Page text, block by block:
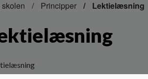
skolen Principper Lektielæsning